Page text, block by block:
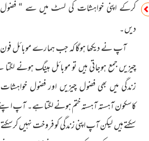
کرکے اپنی خواہشات کی لسٹ میں سے “
دیں۔
آپ نے دیکھا ہوگا کہ جب ہمارے موبائل
چیزیں جمع ہوجاتی ہیں تو موبائل ہینگ ہونے
زندگی میں بھی فضول چیزیں اور فضول خواہشات
کاسکون آہستہ آہستہ ختم ہونے لگتا ہے۔ آپ
سکتے ہیں لیکن آپ اپنی زندگی کو فروخت نہیں